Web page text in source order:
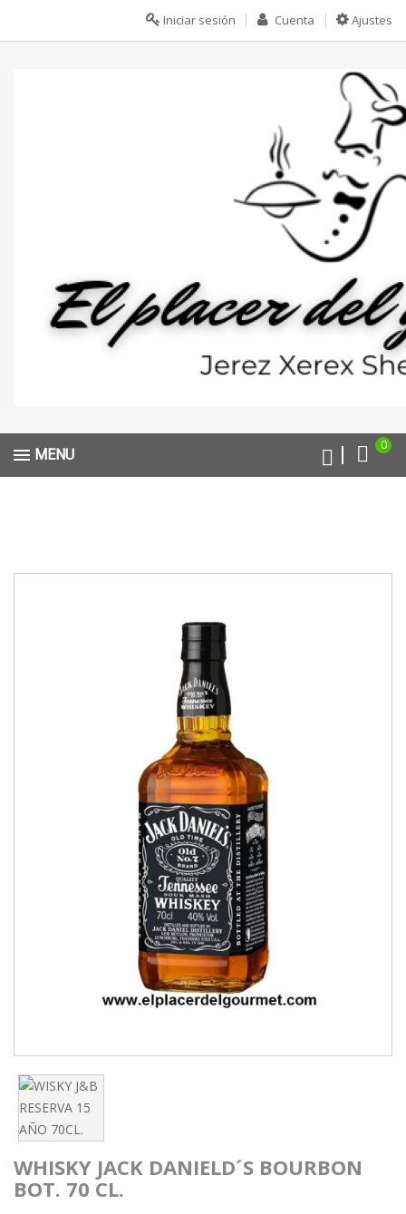
Ajustes
Cuenta
Iniciar sesión
0
MENU
WHISKY JACK DANIELD´S BOURBON
BOT. 70 CL.